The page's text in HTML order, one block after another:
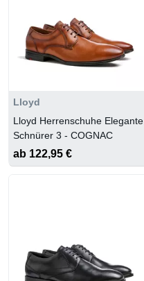
Lloyd
Lloyd Herrenschuhe Elegante
Schnürer 3 - COGNAC
ab 122,95 €